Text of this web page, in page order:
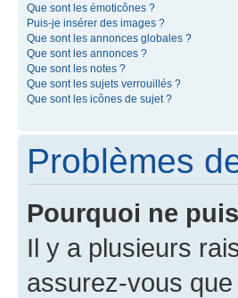
Que sont les émoticônes ?
Puis-je insérer des images ?
Que sont les annonces globales ?
Que sont les annonces ?
Que sont les notes ?
Que sont les sujets verrouillés ?
Que sont les icônes de sujet ?
Problèmes
Pourquoi ne
Il y a plusieurs
assurez-vous